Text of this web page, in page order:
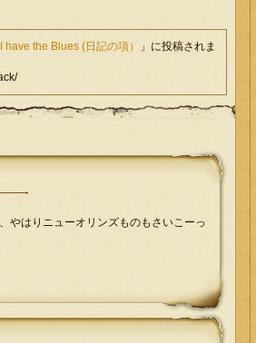
have the Blues (日記の項）
」に投稿されま
やはりニューオリンズものもさいこーっ